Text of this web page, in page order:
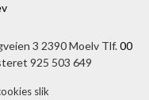
3 2390 Moelv Tlf.00
925 503 649
slik